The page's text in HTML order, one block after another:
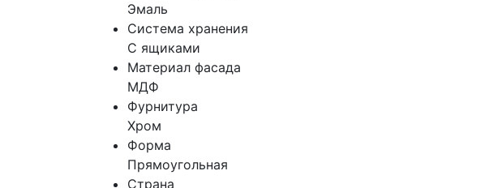
Эмаль
Система хранения
С ящиками
Материал фасада
МДФ
Фурнитура
Хром
Форма
Прямоугольная
Страна